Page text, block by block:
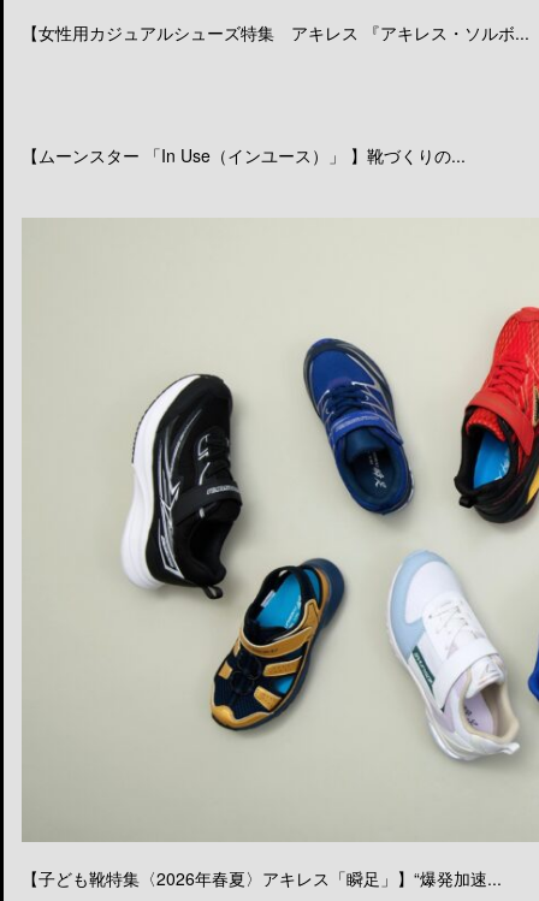
【女性用カジュアルシューズ特集 アキレス 『アキレス・ソルボ...
【ムーンスター 「In Use（インユース）」 】靴づくりの...
【子ども靴特集〈2026年春夏〉アキレス「瞬足」】“爆発加速...